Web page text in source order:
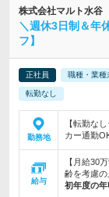
株式会社マルト水谷
＼週休3日制＆年
フ】
正社員 職種・業種
転勤なし
勤務地
【転勤な
カー通勤
給与
【月給30
齢を考慮
初年度の年